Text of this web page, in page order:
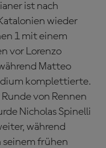
ist nach
wieder
1 mit einem
vor Lorenzo
Matteo
komplettierte.
von Rennen
Nicholas Spinelli
während
seinem frühen